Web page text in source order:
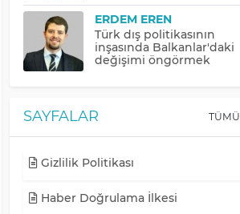
ERDEM EREN
Türk dış politikasının
inşasında Balkanlar'daki
değişimi öngörmek
SAYFALAR TÜMÜ
Gizlilik Politikası
Haber Doğrulama İlkesi